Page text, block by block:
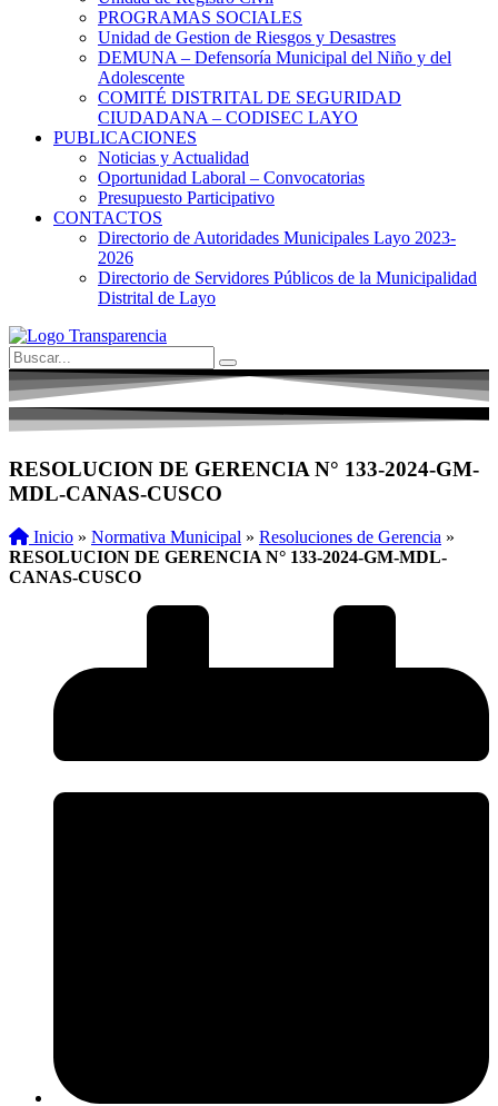
PROGRAMAS SOCIALES
Unidad de Gestion de Riesgos y Desastres
DEMUNA – Defensoría Municipal del Niño y del
Adolescente
COMITÉ DISTRITAL DE SEGURIDAD
CIUDADANA – CODISEC LAYO
PUBLICACIONES
Noticias y Actualidad
Oportunidad Laboral – Convocatorias
Presupuesto Participativo
CONTACTOS
Directorio de Autoridades Municipales Layo 2023-
2026
Directorio de Servidores Públicos de la Municipalidad
Distrital de Layo
RESOLUCION DE GERENCIA N° 133-2024-GM-
MDL-CANAS-CUSCO
Inicio » Normativa Municipal » Resoluciones de Gerencia »
RESOLUCION DE GERENCIA N° 133-2024-GM-MDL-
CANAS-CUSCO